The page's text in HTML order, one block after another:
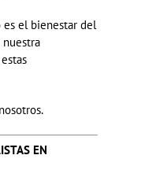
es el bienestar del
nuestra
EN